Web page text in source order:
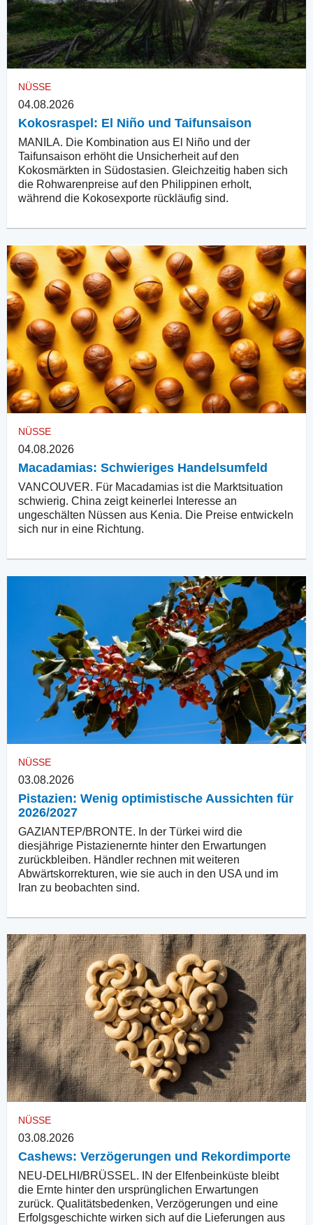
NÜSSE
04.08.2026
Kokosraspel: El Niño und Taifunsaison
MANILA. Die Kombination aus El Niño und der
Taifunsaison erhöht die Unsicherheit auf den
Kokosmärkten in Südostasien. Gleichzeitig haben sich
die Rohwarenpreise auf den Philippinen erholt,
während die Kokosexporte rückläufig sind.
NÜSSE
04.08.2026
Macadamias: Schwieriges Handelsumfeld
VANCOUVER. Für Macadamias ist die Marktsituation
schwierig. China zeigt keinerlei Interesse an
ungeschälten Nüssen aus Kenia. Die Preise entwickeln
sich nur in eine Richtung.
NÜSSE
03.08.2026
Pistazien: Wenig optimistische Aussichten für
2026/2027
GAZIANTEP/BRONTE. In der Türkei wird die
diesjährige Pistazienernte hinter den Erwartungen
zurückbleiben. Händler rechnen mit weiteren
Abwärtskorrekturen, wie sie auch in den USA und im
Iran zu beobachten sind.
NÜSSE
03.08.2026
Cashews: Verzögerungen und Rekordimporte
NEU-DELHI/BRÜSSEL. IN der Elfenbeinküste bleibt
die Ernte hinter den ursprünglichen Erwartungen
zurück. Qualitätsbedenken, Verzögerungen und eine
Erfolgsgeschichte wirken sich auf die Lieferungen aus